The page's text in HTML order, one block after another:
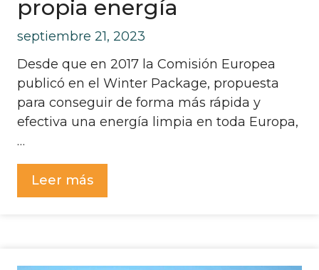
propia energía
septiembre 21, 2023
Desde que en 2017 la Comisión Europea
publicó en el Winter Package, propuesta
para conseguir de forma más rápida y
efectiva una energía limpia en toda Europa,
…
Leer más